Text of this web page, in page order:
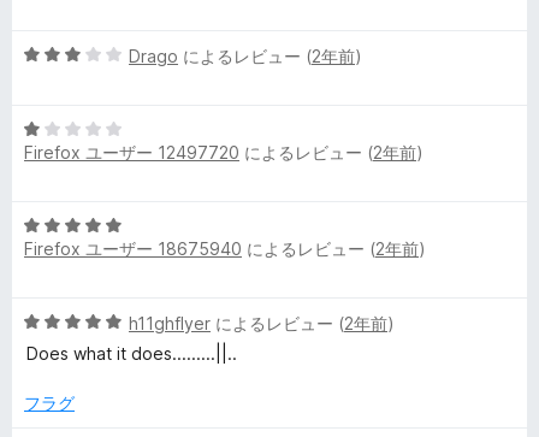
ビ
ュ
5
価
5
中
3
価
Drago によるレビュー (2年前)
5
段
1
の
Firefox ユーザー 12497720 によるレビュー (2年前)
5
段
5
の
価
Firefox ユーザー 18675940 によるレビュー (2年前)
5
段
中
h11ghflyer によるレビュー (2年前)
Does what it does.........||..
フラグ